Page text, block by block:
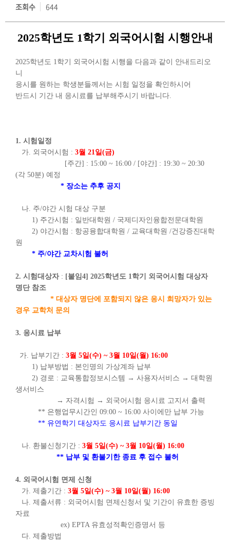
조회수
644
2025학년도 1학기 외국어시험 시행안내
2025학년도 1학기 외국어시험 시행을 다음과 같이 안내드리오
니
응시를 원하는 학생분들께서는 시험 일정을 확인하시어
반드시 기간 내 응시료를 납부해주시기 바랍니다.
1. 시험일정
가. 외국어시험 : 3월 21일(금)
[주간] : 15:00 ~ 16:00 / [야간] : 19:30 ~ 20:30
(각 50분) 예정
* 장소는 추후 공지
나. 주/야간 시험 대상 구분
1) 주간시험 : 일반대학원 / 국제디자인융합전문대학원
2) 야간시험 : 항공융합대학원 / 교육대학원 /건강증진대학
원
* 주/야간 교차시험 불허
2. 시험대상자: [붙임4] 2025학년도 1학기 외국어시험 대상자
명단 참조
* 대상자 명단에 포함되지 않은 응시 희망자가 있는
경우 교학처 문의
3. 응시료 납부
가. 납부기간 : 3월 5일(수) ~ 3월 10일(월) 16:00
1) 납부방법 : 본인명의 가상계좌 납부
2) 경로 : 교육통합정보시스템 → 사용자서비스 → 대학원
생서비스
→ 자격시험 → 외국어시험 응시료 고지서 출력
** 은행업무시간인 09:00 ~ 16:00 사이에만 납부 가능
** 유연학기 대상자도 응시료 납부기간 동일
나. 환불신청기간 : 3월 5일(수) ~ 3월 10일(월) 16:00
** 납부 및 환불기한 종료 후 접수 불허
4. 외국어시험 면제 신청
가. 제출기간 : 3월 5일(수) ~ 3월 10일(월) 16:00
나. 제출서류 : 외국어시험 면제신청서 및 기간이 유효한 증빙
자료
ex) EPTA 유효성적확인증명서 등
다. 제출방법